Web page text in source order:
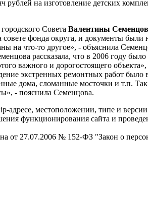
на изготовление детских
Совета Валентины
фонда округа, и документы
на что-то другое», - объяснила
рассказала, что в 2006 году
важного и дорогостоящего объекта»,
экстренных ремонтных работ было
дома, сломанные мосточки и т.п.
- пояснила Семенцова.
адресе, местоположении, типе и
функционирования сайта и
от 27.07.2006 № 152-ФЗ "Закон о